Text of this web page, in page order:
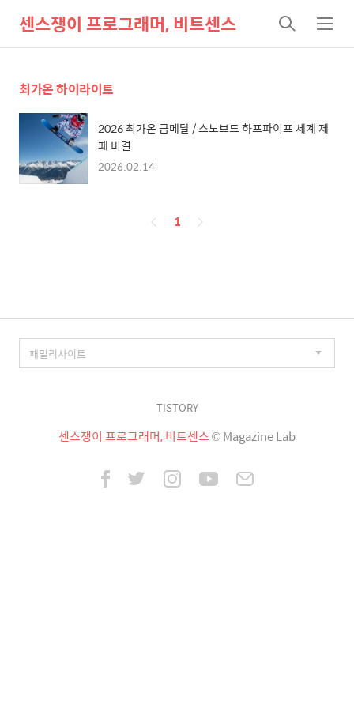
센스쟁이 프로그래머, 비트센스
검
색
메
뉴
최가온 하이라이트
2026 최가온 금메달 / 스노보드 하프파이프 세계 제
패 비결
2026.02.14
페
1
TISTORY
센스쟁이 프로그래머, 비트센스© Magazine Lab